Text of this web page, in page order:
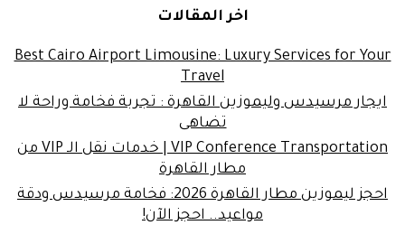
اخر المقالات
Best Cairo Airport Limousine: Luxury Services for Your
Travel
ايجار مرسيدس وليموزين القاهرة : تجربة فخامة وراحة لا
تضاهى
VIP Conference Transportation | خدمات نقل الـ VIP من
مطار القاهرة
احجز ليموزين مطار القاهرة 2026: فخامة مرسيدس ودقة
مواعيد.. احجز الآن!